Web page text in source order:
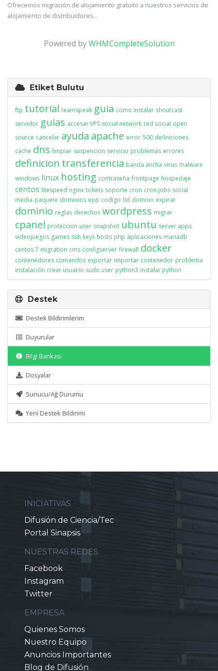
Ofrecemos migración de alojamiento gratuito a nuestros servicios de
alojamiento de distribuidores...
Powered byWHMCompleteSolution
Etiket Bulutu
ftp tutorial teamspeak guia como instalar shoutcast
servidor guias accesar VPS social network red social open
source cancelar ayuda apache error 500 definiciones
cache dns limpiar suspencion servicio problemas errores
definicion transferencia banda ancha virus malware
windows linux hosting contraseña frontpage hospedaje
centos litespeed nginx tickets soporte cron cron jobs social
media paquete dominios epp codigo tld domnio expirar
dominio reglas derechos wordpress migrar
cpanel proteccion user snapshot ubuntu server apps
videojuegos games ssh keys hosts php aplicaciones mariadb
centos 7 migration cms configserver firewall docker
contenedores comandos exportar importar contenedor problema
instalación crear usuario sudo user python3 instalar python
Destek
Destek Bildirimlerim
Duyurular
Bilgi Bankası
Dosyalar
Sunucu/Ağ Durumu
Yeni Destek Bildirimi
INICIATIVAS
Difusión de Ciencia/Tec
Portal Sinapsis
NUESTRAS REDES
Facebook
Instagram
Twitter
EMPRESA
Quienes Somos
Nuestro Equipo
Anuncios Importantes
Blog de Difusión